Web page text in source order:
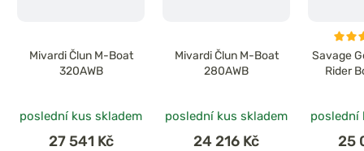
Mivardi Člun M-Boat
320AWB
poslední kus skladem
27 541 Kč
Mivardi Člun M-Boat
280AWB
poslední kus skladem
24 216 Kč
Savage
Rider
poslední
25